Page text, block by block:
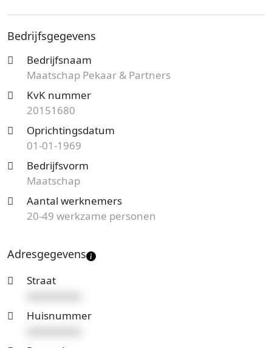
bekend onder nummer 20151680. De
vestiging telt 20 werknemers. Onderstaand vind je
meer gegevens van dit bedrijf.
Op zoek naar een accountantskantoor uit Goes en
benieuwd naar de prijzen en mogelijkheden?
nu je gratis offerteaanvraag
kosten!
Bedrijfsgegevens
Bedrijfsnaam
Maatschap Pekaar & Partners
KvK nummer
20151680
Oprichtingsdatum
01-01-1969
Bedrijfsvorm
Maatschap
Aantal werknemers
20-49 werkzame personen
Adresgegevens
Straat
Huisnummer